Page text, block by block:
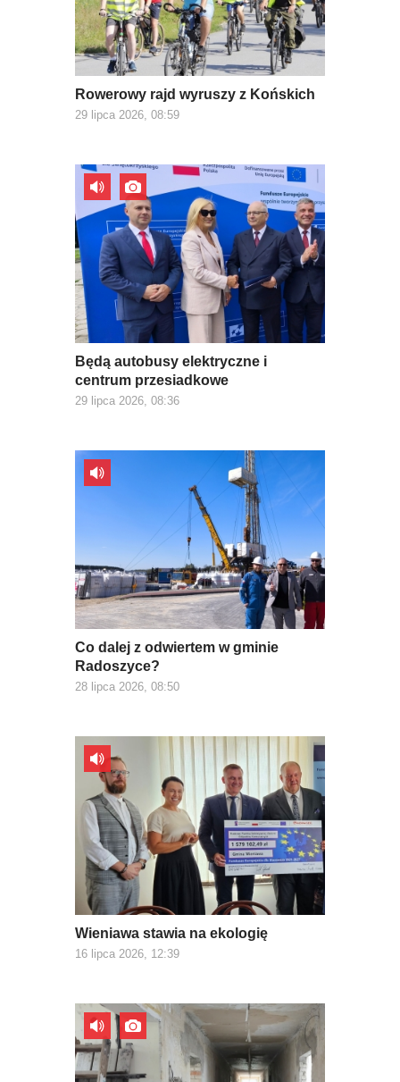
Rowerowy rajd wyruszy z Końskich
29 lipca 2026, 08:59
Będą autobusy elektryczne i
centrum przesiadkowe
29 lipca 2026, 08:36
Co dalej z odwiertem w gminie
Radoszyce?
28 lipca 2026, 08:50
Wieniawa stawia na ekologię
16 lipca 2026, 12:39